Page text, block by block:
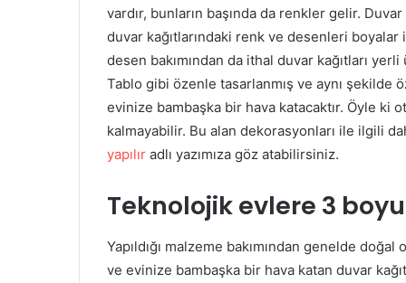
vardır, bunların başında da renkler gelir.
duvar kağıtlarındaki renk ve desenleri
desen bakımından da ithal duvar kağıtları
Tablo gibi özenle tasarlanmış ve aynı şekilde
evinize bambaşka bir hava katacaktır. Öyle ki
kalmayabilir. Bu alan dekorasyonları ile ilgili
yapılır adlı yazımıza göz atabilirsiniz.
Teknolojik evlere 3
Yapıldığı malzeme bakımından genelde
ve evinize bambaşka bir hava katan duvar